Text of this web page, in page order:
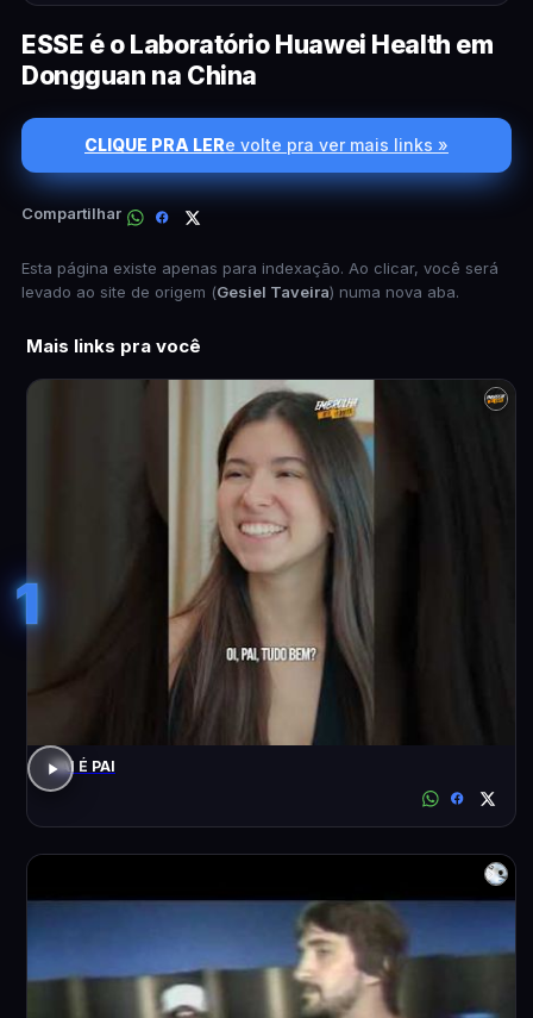
ESSE é o Laboratório Huawei Health em
Dongguan na China
CLIQUE PRA LERe volte pra ver mais links »
Compartilhar
Esta página existe apenas para indexação. Ao clicar, você será
levado ao site de origem (Gesiel Taveira) numa nova aba.
Mais links pra você
1
PAI É PAI